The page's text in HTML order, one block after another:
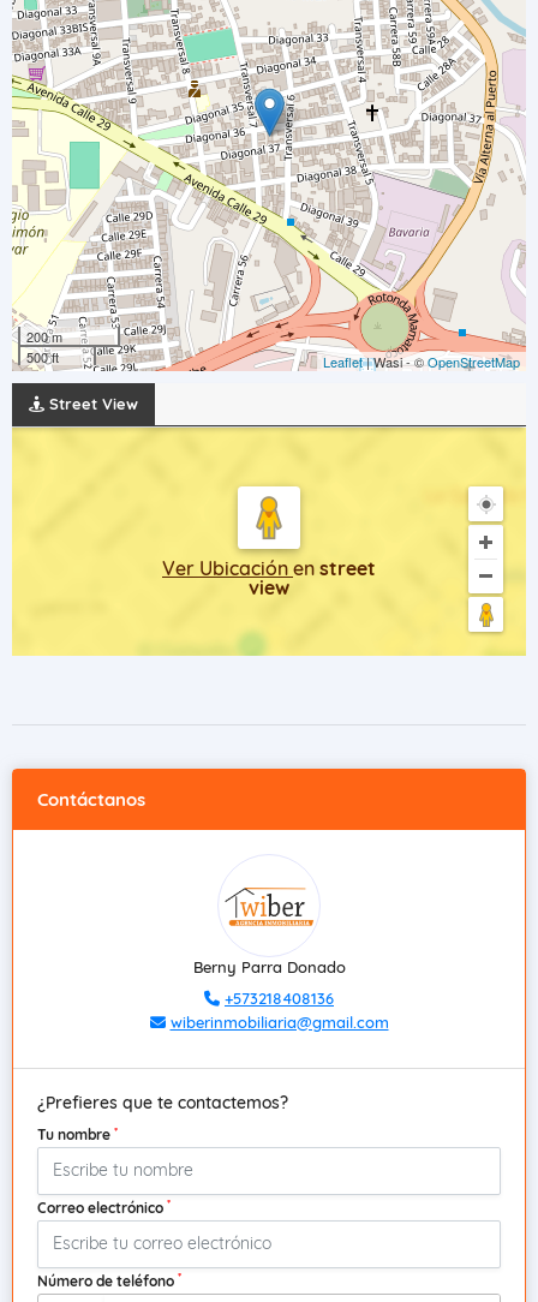
200 m
500 ft
Leaflet| Wasi - ©OpenStreetMap
Street View
Ver Ubicación en street
view
Contáctanos
Berny Parra Donado
+573218408136
wiberinmobiliaria@gmail.com
¿Prefieres que te contactemos?
Tu nombre *
Correo electrónico *
Número de teléfono *